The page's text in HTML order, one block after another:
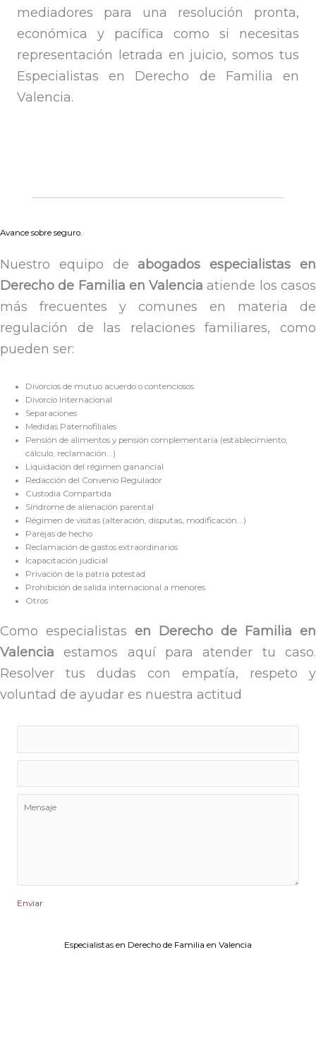
mediadores para una resolución pronta,
económica y pacífica como si necesitas
representación letrada en juicio, somos tus
Especialistas en Derecho de Familia en
Valencia.
Avance sobre seguro.
Nuestro equipo deabogados especialistas en
Derecho de Familia en Valencia atiende los casos
más frecuentes y comunes en materia de
regulación de las relaciones familiares, como
pueden ser:
Divorcios de mutuo acuerdo o contenciosos
Divorcio Internacional
Separaciones
Medidas Paternofiliales
Pensión de alimentos y pensión complementaria (establecimiento,
cálculo, reclamación...)
Liquidación del régimen ganancial
Redacción del Convenio Regulador
Custodia Compartida
Síndrome de alienación parental
Régimen de visitas (alteración, disputas, modificación...)
Parejas de hecho
Reclamación de gastos extraordinarios
Icapacitación judicial
Privación de la patria potestad
Prohibición de salida internacional a menores
Otros
Como especialistas en Derecho de Familia en
Valencia estamos aquí para atender tu caso.
Resolver tus dudas con empatía, respeto y
voluntad de ayudar es nuestra actitud
Enviar
Especialistas en Derecho de Familia en Valencia